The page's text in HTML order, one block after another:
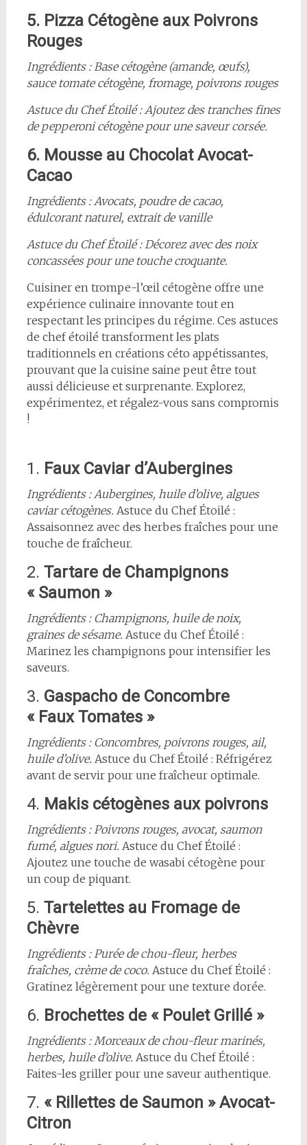
5. Pizza Cétogène aux Poivrons
Rouges
Ingrédients : Base cétogène (amande, œufs),
sauce tomate cétogène, fromage, poivrons rouges
Astuce du Chef Étoilé : Ajoutez des tranches fines
de pepperoni cétogène pour une saveur corsée.
6. Mousse au Chocolat Avocat-
Cacao
Ingrédients : Avocats, poudre de cacao,
édulcorant naturel, extrait de vanille
Astuce du Chef Étoilé : Décorez avec des noix
concassées pour une touche croquante.
Cuisiner en trompe-l’œil cétogène offre une
expérience culinaire innovante tout en
respectant les principes du régime. Ces astuces
de chef étoilé transforment les plats
traditionnels en créations céto appétissantes,
prouvant que la cuisine saine peut être tout
aussi délicieuse et surprenante. Explorez,
expérimentez, et régalez-vous sans compromis
!
1. Faux Caviar d’Aubergines
Ingrédients : Aubergines, huile d’olive, algues
caviar cétogènes. Astuce du Chef Étoilé :
Assaisonnez avec des herbes fraîches pour une
touche de fraîcheur.
2. Tartare de Champignons
« Saumon »
Ingrédients : Champignons, huile de noix,
graines de sésame. Astuce du Chef Étoilé :
Marinez les champignons pour intensifier les
saveurs.
3. Gaspacho de Concombre
« Faux Tomates »
Ingrédients : Concombres, poivrons rouges, ail,
huile d’olive. Astuce du Chef Étoilé : Réfrigérez
avant de servir pour une fraîcheur optimale.
4. Makis cétogènes aux poivrons
Ingrédients : Poivrons rouges, avocat, saumon
fumé, algues nori. Astuce du Chef Étoilé :
Ajoutez une touche de wasabi cétogène pour
un coup de piquant.
5. Tartelettes au Fromage de
Chèvre
Ingrédients : Purée de chou-fleur, herbes
fraîches, crème de coco. Astuce du Chef Étoilé :
Gratinez légèrement pour une texture dorée.
6. Brochettes de « Poulet Grillé »
Ingrédients : Morceaux de chou-fleur marinés,
herbes, huile d’olive. Astuce du Chef Étoilé :
Faites-les griller pour une saveur authentique.
7. « Rillettes de Saumon » Avocat-
Citron